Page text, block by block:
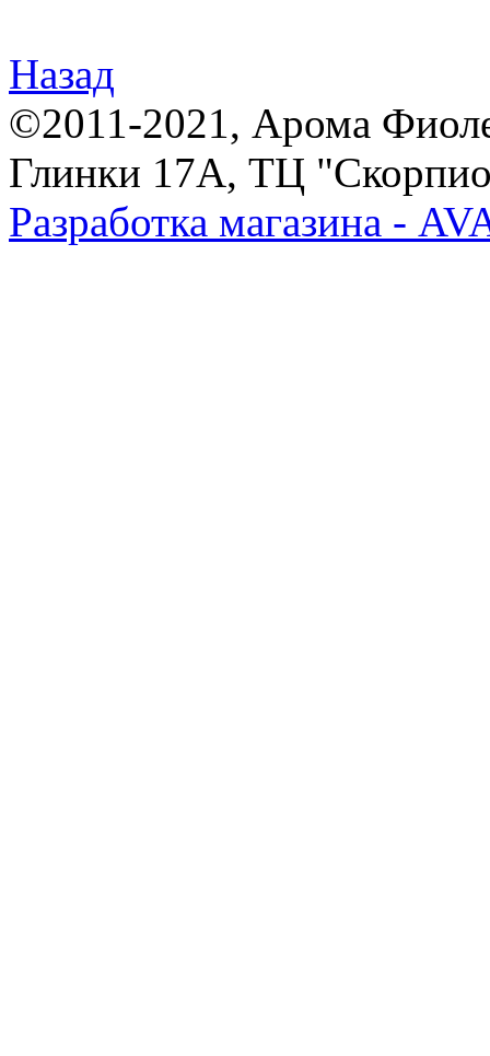
Назад
©2011-2021, Арома
Глинки 17А, ТЦ
Разработка магазина -